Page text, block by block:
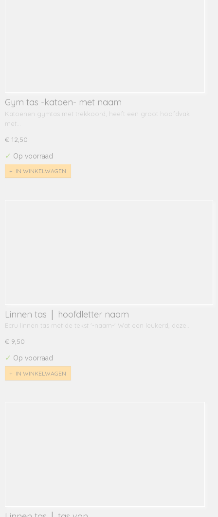
Gym tas -katoen- met naam
Katoenen gymtas met trekkoord, heeft een groot hoofdvak
met…
€ 12,50
✓ Op voorraad
IN WINKELWAGEN
Linnen tas │ hoofdletter naam
Ecru linnen tas met de tekst '-naam-' Wat een leukerd, deze…
€ 9,50
✓ Op voorraad
IN WINKELWAGEN